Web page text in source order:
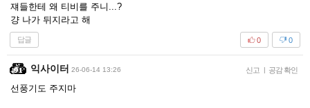
쟤들한테 왜 티비를 주니...?
걍 나가 뒤지라고 해
답글 0
0
익사이터 26-06-14 13:26 신고 | 공감 확인
선풍기도 주지마